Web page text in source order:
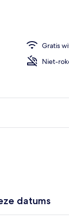
Gratis
Niet-
datums
7 - aug 8